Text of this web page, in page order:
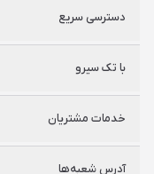
دسترسی سریع
ایکس‌باکس
شگفت سیرو
با تک سیرو
راه‌های ارتباطی
مجله خبری
خدمات مشتریان
راهنمای اکانت‌ها
آدرس شعبه‌ها